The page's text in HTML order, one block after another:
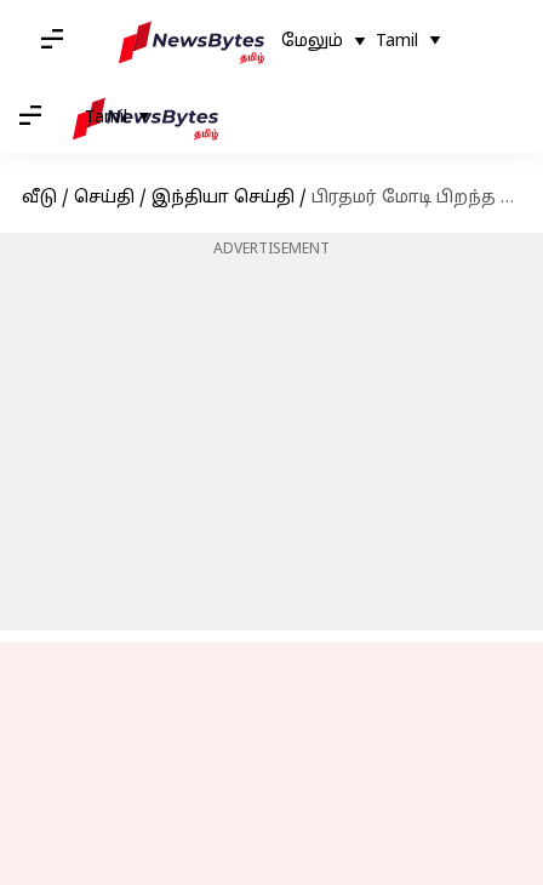
மேலும் Tamil
Tamil
வீடு / செய்தி / இந்தியா செய்தி / பிரதமர் மோடி பிறந்த ஊருக்கு உலகப் பாரம்பரிய நகரம் என்ற தகுதி!
ADVERTISEMENT